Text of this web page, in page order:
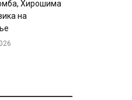
Хирошима
на